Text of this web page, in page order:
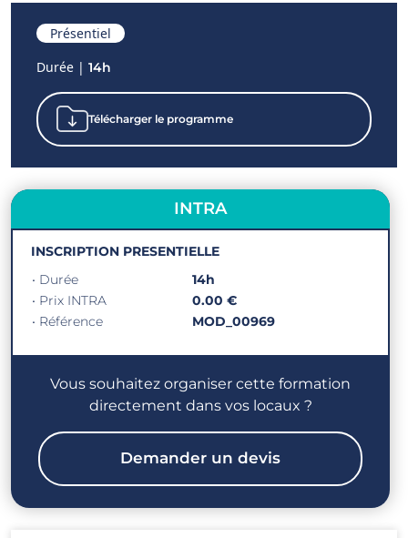
Présentiel
Durée | 14h
Télécharger le programme
INTRA
INSCRIPTION PRESENTIELLE
• Durée
14h
• Prix INTRA
0.00 €
• Référence
MOD_00969
Vous souhaitez organiser cette formation
directement dans vos locaux ?
Demander un devis